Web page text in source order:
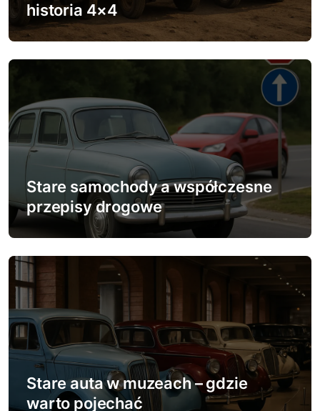
p
i
s
u
historia 4×4
Stare samochody a współczesne
przepisy drogowe
Stare auta w muzeach – gdzie
warto pojechać